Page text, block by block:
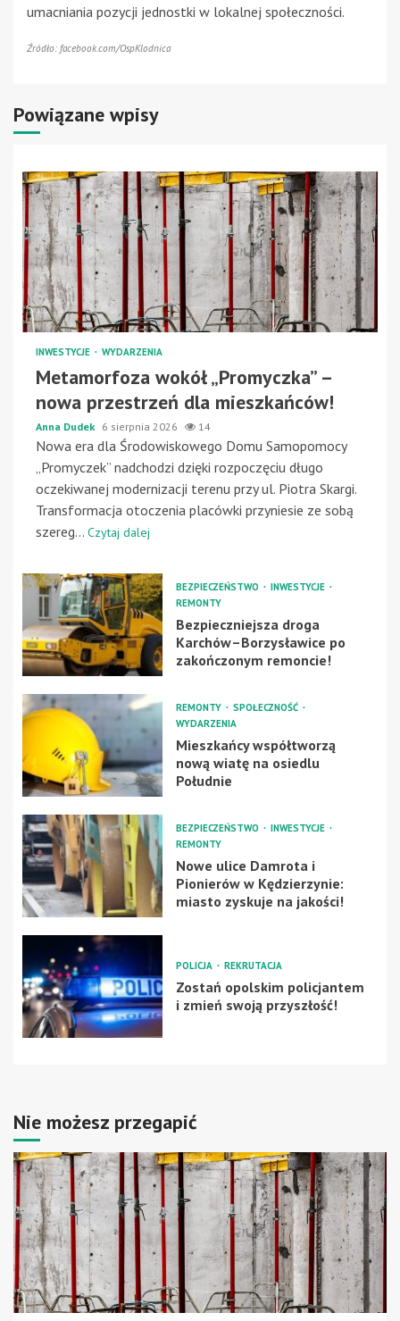
umacniania pozycji jednostki w lokalnej społeczności.
Źródło: facebook.com/OspKlodnica
Powiązane wpisy
INWESTYCJE WYDARZENIA
Metamorfoza wokół „Promyczka” –
nowa przestrzeń dla mieszkańców!
Anna Dudek 6 sierpnia 2026 14
Nowa era dla Środowiskowego Domu Samopomocy
„Promyczek” nadchodzi dzięki rozpoczęciu długo
oczekiwanej modernizacji terenu przy ul. Piotra Skargi.
Transformacja otoczenia placówki przyniesie ze sobą
szereg... Czytaj dalej
BEZPIECZEŃSTWO
INWESTYCJE
REMONTY
Bezpieczniejsza droga
Karchów–Borzysławice po
zakończonym remoncie!
REMONTY
SPOŁECZNOŚĆ
WYDARZENIA
Mieszkańcy współtworzą
nową wiatę na osiedlu
Południe
BEZPIECZEŃSTWO
INWESTYCJE
REMONTY
Nowe ulice Damrota i
Pionierów w Kędzierzynie:
miasto zyskuje na jakości!
POLICJA REKRUTACJA
Zostań opolskim policjantem
i zmień swoją przyszłość!
Nie możesz przegapić